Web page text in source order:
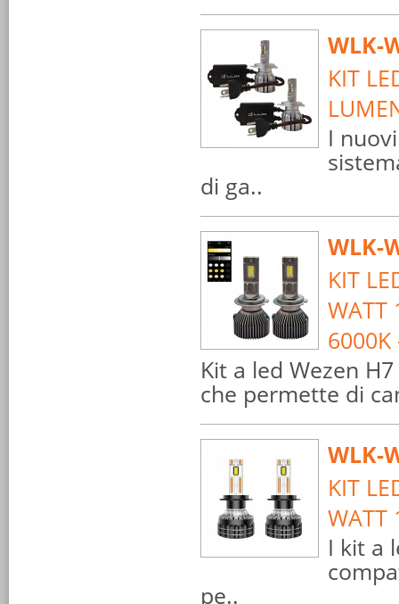
WLK-
KIT
I
di ga..
WLK-
KIT
WATT
6000K
Kit a led Wezen
che permette di
WLK-
KIT
WATT
I kit a
pe..